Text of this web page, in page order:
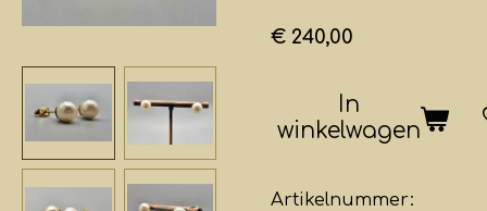
€ 240,00
In
winkelwagen
Artikelnummer: